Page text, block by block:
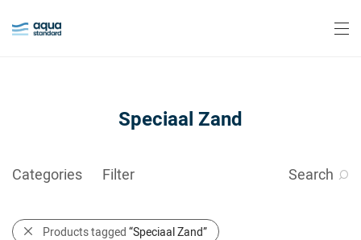
Speciaal Zand
Categories Filter Search
Products tagged “Speciaal Zand”